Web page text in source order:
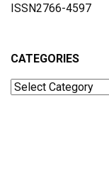
ISSN2766-4597
CATEGORIES
Categories